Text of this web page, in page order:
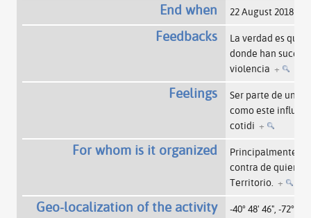
End when 22 August 2018
Feedbacks
La verdad es que
donde han
violencia +
Feelings
Ser parte de una
como este influye
cotidi +
For whom is it organized
Principalmente
contra de quienes
Territorio. +
Geo-localization of the activity -40° 48' 46", -72° 5'